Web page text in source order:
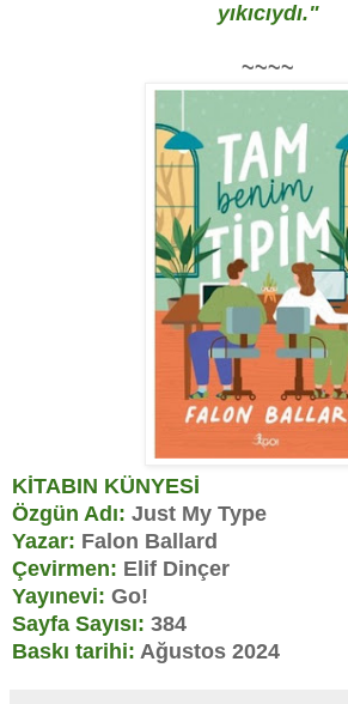
yıkıcıydı."
~~~~
KİTABIN KÜNYESİ
Özgün Adı: Just My Type
Yazar: Falon Ballard
Çevirmen: Elif Dinçer
Yayınevi: Go!
Sayfa Sayısı: 384
Baskı tarihi: Ağustos 2024